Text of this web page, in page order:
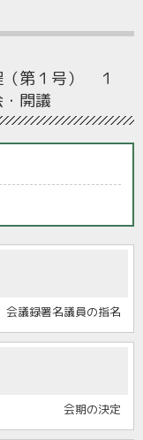
（第１号） １
開議
会議録署名議員の指名
会期の決定